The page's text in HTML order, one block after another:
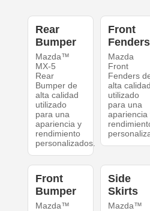
Rear
Bumper
Mazda™
MX-5
Rear
Bumper de
alta calidad
utilizado
para una
apariencia y
rendimiento
personalizados.
Front
Fenders
Mazda
Front
Fenders
alta calidad
utilizado
para una
apariencia
Front
Bumper
Mazda™
Side
Skirts
Mazda™